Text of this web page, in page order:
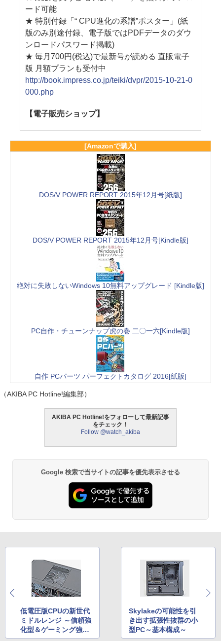
ード可能
★ 特別付録「“ CPU進化の系譜”ポスター」(紙
版のみ別途付録、電子版ではPDFデータのダウ
ンロードパスワード掲載)
★ 毎月700円(税込)で最新号が読める 直販電子
版 月額プランも受付中
http://book.impress.co.jp/teiki/dvpr/2015-10-21-0
000.php
【電子販売ショップ】
[Amazonで購入]
DOS/V POWER REPORT 2015年12月号[紙版]
DOS/V POWER REPORT 2015年12月号[Kindle版]
絶対に失敗しないWindows 10無料アップグレード [Kindle版]
PC自作・チューンナップ虎の巻 二〇一六[Kindle版]
自作 PCパーツ パーフェクトカタログ 2016[紙版]
（AKIBA PC Hotline!編集部）
AKIBA PC Hotline!をフォローして最新記事
をチェック！
Follow @watch_akiba
Google 検索で当サイトの記事を優先表示させる
低電圧版CPUの新世代
ミドルレンジ ～信頼強
化型＆ゲーミング強化
型～
Skylakeの可能性を引
き出す拡張性抜群の小
型PC～基本構成～